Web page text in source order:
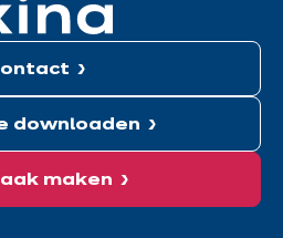
downloaden
maken